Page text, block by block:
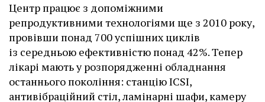
Центр працює з допоміжними
репродуктивними технологіями ще з 2010 року,
провівши понад 700 успішних циклів
із середньою ефективністю понад 42%. Тепер
лікарі мають у розпорядженні обладнання
останнього покоління: станцію ІCSI,
антивібраційний стіл, ламінарні шафи, камеру